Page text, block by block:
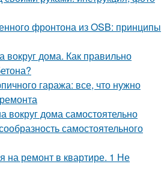
фронтона из OSB: принципы
вокруг дома. Как правильно
гаража: все, что нужно
вокруг дома самостоятельно
самостоятельного
на ремонт в квартире. 1 Не